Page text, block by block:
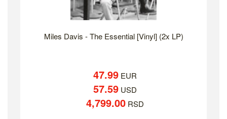
Miles Davis - The Essential [Vinyl] (2x LP)
47.99EUR
57.59USD
4,799.00RSD